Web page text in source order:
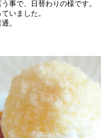
事で、日替わりの様です。
いました。
。